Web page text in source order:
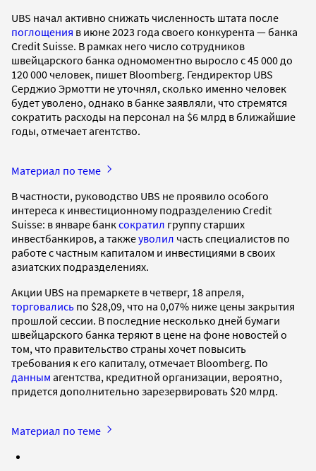
UBS начал активно снижать численность штата после
поглощения в июне 2023 года своего конкурента — банка
Credit Suisse. В рамках него число сотрудников
швейцарского банка одномоментно выросло с 45 000 до
120 000 человек, пишет Bloomberg. Гендиректор UBS
Серджио Эрмотти не уточнял, сколько именно человек
будет уволено, однако в банке заявляли, что стремятся
сократить расходы на персонал на $6 млрд в ближайшие
годы, отмечает агентство.
Материал по теме
В частности, руководство UBS не проявило особого
интереса к инвестиционному подразделению Credit
Suisse: в январе банксократил группу старших
инвестбанкиров, а такжеуволил часть специалистов по
работе с частным капиталом и инвестициями в своих
азиатских подразделениях.
Акции UBS на премаркете в четверг, 18 апреля,
торговались по $28,09, что на 0,07% ниже цены закрытия
прошлой сессии. В последние несколько дней бумаги
швейцарского банка теряют в цене на фоне новостей о
том, что правительство страны хочет повысить
требования к его капиталу, отмечает Bloomberg. По
данным агентства, кредитной организации, вероятно,
придется дополнительно зарезервировать $20 млрд.
Материал по теме